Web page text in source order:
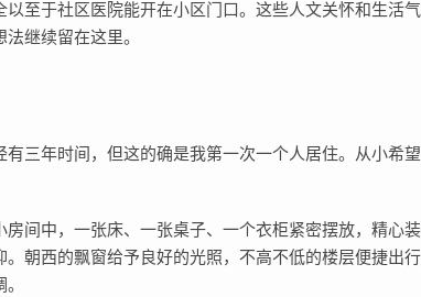
以至于社区医院能开在小区门口。这些人文关怀和生活
继续留在这里。
有三年时间，但这的确是我第一次一个人居住。从小希
房间中，一张床、一张桌子、一个衣柜紧密摆放，精心
。朝西的飘窗给予良好的光照，不高不低的楼层便捷出